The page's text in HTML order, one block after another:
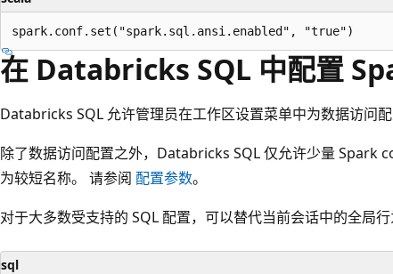
在 Databricks SQL 中配置
Databricks SQL 允许管理员在工作区设置菜单中为数据访问
除了数据访问配置之外，Databricks SQL 仅允许少量 Spark
为较短名称。 请参阅 配置参数。
对于大多数受支持的 SQL 配置，可以替代当前会话中的全局行
sql